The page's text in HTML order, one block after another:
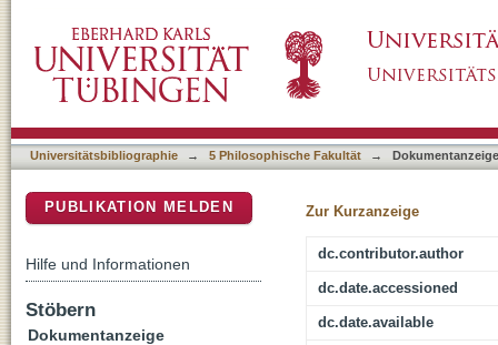
Universitätsbibliographie → 5 Philosophische Fakultät → Dokumentanzeige
Zur Kurzanzeige
dc.contributor.author
dc.date.accessioned
dc.date.available
PUBLIKATION MELDEN
Hilfe und Informationen
Stöbern
Dokumentanzeige